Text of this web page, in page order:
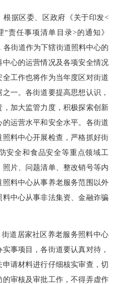
根据区委、区政府《关于印发<
责任事项清单目录>的通知》
各街道作为下辖街道照料中心的
心的运营情况及各项安全情况
工作也将作为当年度区对街道
一。各街道要提高思想认识，
加大监管力度，积极探索创新
运营水平和安全水平。各街道
料中心开展检查，严格抓好街
安全和食品安全等重点领域工
片、问题清单、整改销号等内
料中心从事养老服务范围以外
中心从事非法集资、金融诈骗
街道居家社区养老服务照料中心
事项目，各街道要认真对待，
请材料进行仔细核实审查，切
审核及审批工作，不得弄虚作